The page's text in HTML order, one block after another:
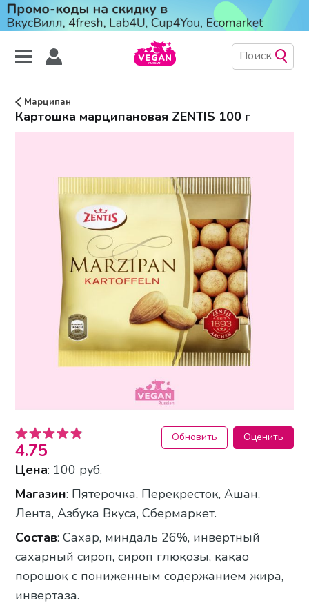
Марципан
Картошка марципановая ZENTIS 100 г
4.75
Обновить Оценить
Цена: 100 руб.
Магазин: Пятерочка, Перекресток, Ашан,
Лента, Азбука Вкуса, Сбермаркет.
Состав: Сахар, миндаль 26%, инвертный
сахарный сироп, сироп глюкозы, какао
порошок с пониженным содержанием жира,
инвертаза.